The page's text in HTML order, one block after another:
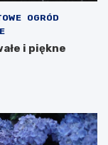
OGRÓD
i piękne